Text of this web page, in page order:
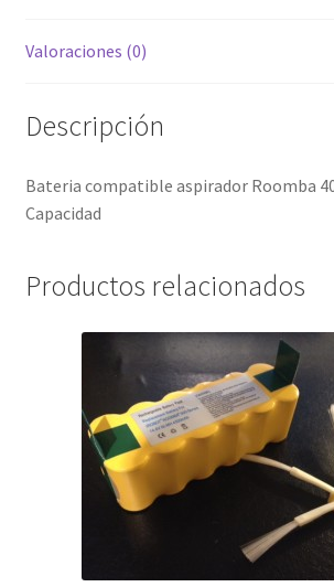
Valoraciones (0)
Descripción
Bateria compatible aspirador Roomba
Capacidad
Productos relacionados